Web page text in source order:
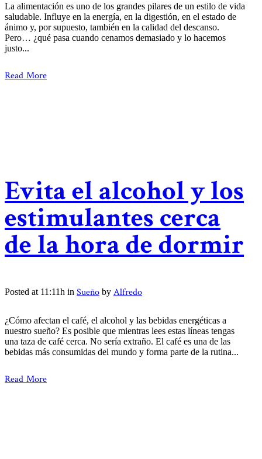
La alimentación es uno de los grandes pilares de un estilo de vida
saludable. Influye en la energía, en la digestión, en el estado de
ánimo y, por supuesto, también en la calidad del descanso.
Pero… ¿qué pasa cuando cenamos demasiado y lo hacemos
justo...
Read More
Evita el alcohol y los
estimulantes cerca
de la hora de dormir
Posted at 11:11h in Sueño by Alfredo
¿Cómo afectan el café, el alcohol y las bebidas energéticas a
nuestro sueño? Es posible que mientras lees estas líneas tengas
una taza de café cerca. No sería extraño. El café es una de las
bebidas más consumidas del mundo y forma parte de la rutina...
Read More